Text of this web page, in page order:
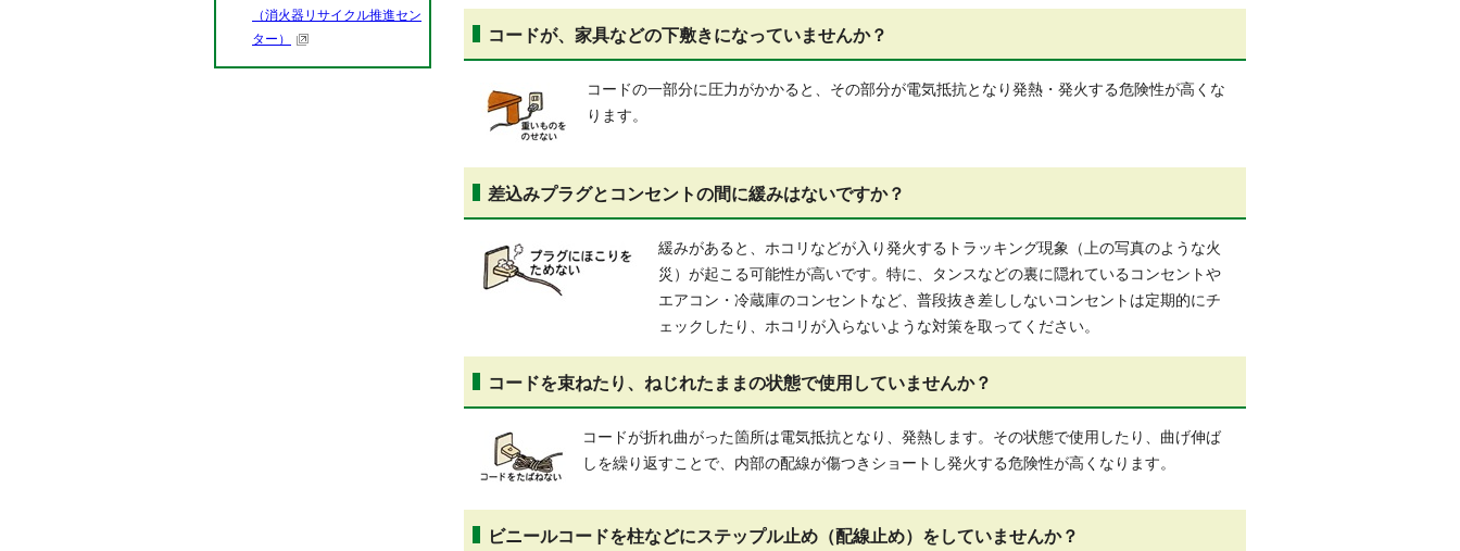
コードが、家具などの下敷きになっていませんか？
コードの一部分に圧力がかかると、その部分が電気抵抗となり発熱・発火する危険性が高くな
ります。
差込みプラグとコンセントの間に緩みはないですか？
緩みがあると、ホコリなどが入り発火するトラッキング現象（上の写真のような火
災）が起こる可能性が高いです。特に、タンスなどの裏に隠れているコンセントや
エアコン・冷蔵庫のコンセントなど、普段抜き差ししないコンセントは定期的にチ
ェックしたり、ホコリが入らないような対策を取ってください。
コードを束ねたり、ねじれたままの状態で使用していませんか？
コードが折れ曲がった箇所は電気抵抗となり、発熱します。その状態で使用したり、曲げ伸ば
しを繰り返すことで、内部の配線が傷つきショートし発火する危険性が高くなります。
ビニールコードを柱などにステップル止め（配線止め）をしていませんか？
（消火器リサイクル推進セン
ター）